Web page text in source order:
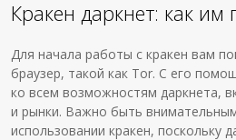
Кракен даркнет: как им
Для начала работы с кракен вам
браузер, такой как Tor. С его
ко всем возможностям даркнета,
и рынки. Важно быть
использовании кракен, поскольку